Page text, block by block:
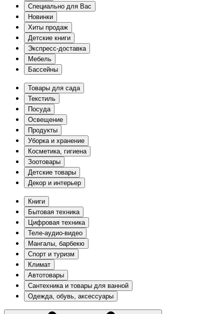
Специально для Вас
Новинки
Хиты продаж
Детские книги
Экспресс-доставка
Мебель
Бассейны
Товары для сада
Текстиль
Посуда
Освещение
Продукты
Уборка и хранение
Косметика, гигиена
Зоотовары
Детские товары
Декор и интерьер
Книги
Бытовая техника
Цифровая техника
Теле-аудио-видео
Мангалы, барбекю
Спорт и туризм
Климат
Автотовары
Сантехника и товары для ванной
Одежда, обувь, аксессуары